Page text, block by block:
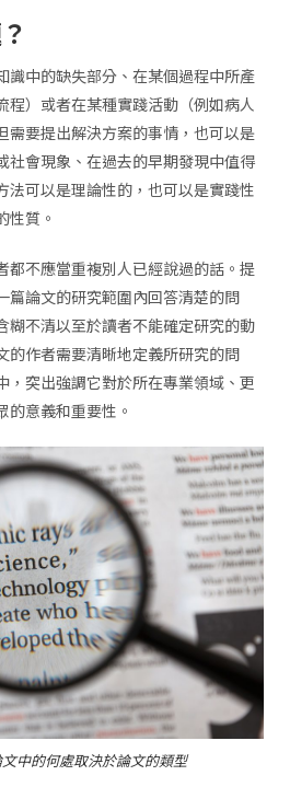
識中的缺失部分、在某個過程中所產
程）或者在某種實踐活動（例如病人
需要提出解決方案的事情，也可以是
社會現象、在過去的早期發現中值得
法可以是理論性的，也可以是實踐性
性質。
都不應當重複別人已經說過的話。提
篇論文的研究範圍內回答清楚的問
糊不清以至於讀者不能確定研究的動
的作者需要清晰地定義所研究的問
，突出強調它對於所在專業領域、更
的意義和重要性。
中的何處取決於論文的類型